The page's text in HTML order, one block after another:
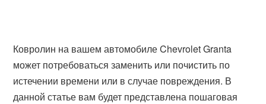
Ковролин на вашем автомобиле Chevrolet Granta
может потребоваться заменить или почистить по
истечении времени или в случае повреждения. В
данной статье вам будет представлена пошаговая